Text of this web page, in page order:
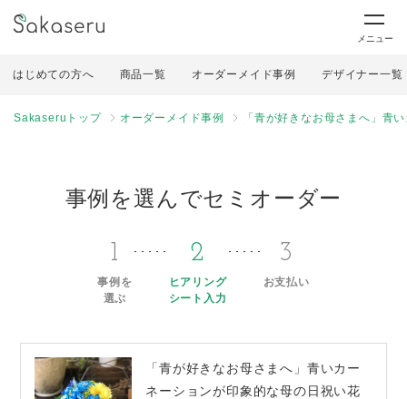
メニュー
はじめての方へ 商品一覧 オーダーメイド事例 デザイナー一覧
Sakaseruトップ オーダーメイド事例 「青が好きなお母さまへ」青
事例を選んでセミオーダー
1
事例を
選ぶ
2
ヒアリング
シート入力
3
お支払い
「青が好きなお母さまへ」青いカー
ネーションが印象的な母の日祝い花